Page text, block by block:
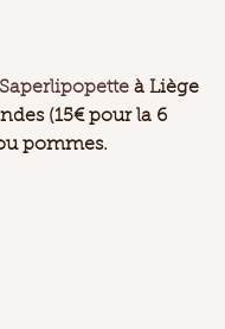
à Liège
(15€ pour la 6
pommes.